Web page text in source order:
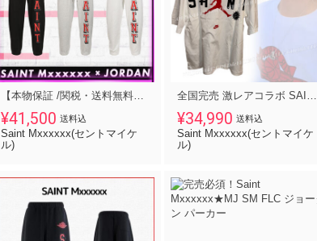
【本物保証 /関税・送料無料】Nike Jordan x SAINT Mxxxxxx
¥41,500 送料込
Saint Mxxxxxx(セントマイケ
ル)
全国完売 激レアコラボ SAINT Mxxxxxx x NIKE MJ SM SS TEE
¥34,990 送料込
Saint Mxxxxxx(セントマイケ
ル)